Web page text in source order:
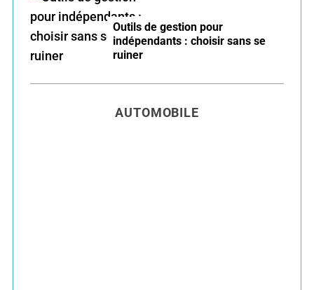
Outils de gestion pour
indépendants : choisir sans se
ruiner
AUTOMOBILE